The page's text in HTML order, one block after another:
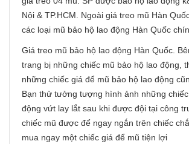
Nội & TP.HCM. Ngoài giá treo mũ Hàn
các loại mũ bảo hộ lao động Hàn Quốc
Giá treo mũ bảo hộ lao động Hàn Quốc.
trang bị những chiếc mũ bảo hộ lao động,
những chiếc giá để mũ bảo hộ lao động
Bạn thử tưởng tượng hình ảnh những
động vứt lay lắt sau khi được đội tại công
chiếc mũ được để ngay ngắn trên chiếc
mua ngay một chiếc giá để mũ tiện lợi